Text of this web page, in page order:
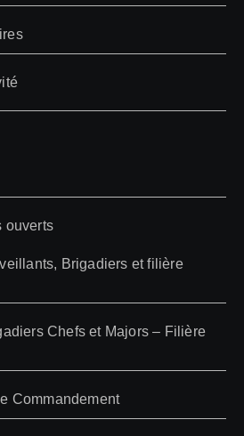
ouverts
Brigadiers et filière
Chefs et Majors – Filière
Commandement